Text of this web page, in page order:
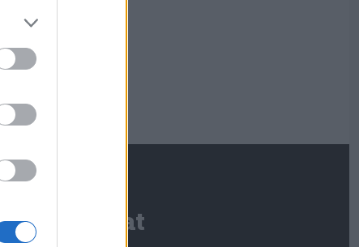
Kapcsolat